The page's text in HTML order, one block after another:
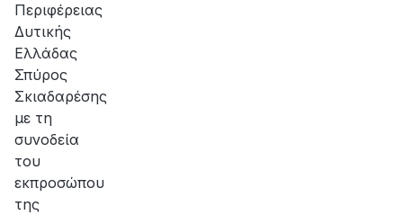
Περιφέρειας
Δυτικής
Ελλάδας
Σπύρος
Σκιαδαρέσης
με τη
συνοδεία
του
εκπροσώπου
της